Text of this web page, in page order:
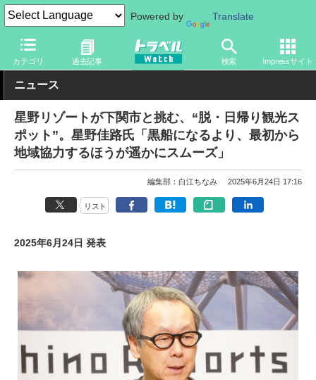
Powered by Translate
カテゴリ 過去記事 検索 Impressサイト
トラベル Watch 旅の情報 ホテル・旅館 宿泊
ニュース
星野リゾートが下関市と挑む、“脱・日帰り観光ス
ポット”。星野佳路氏「黒船になるより、最初から
地域協力するほうが遥かにスムーズ」
編集部：白江ちなみ 2025年6月24日 17:16
リスト
2025年6月24日 発表